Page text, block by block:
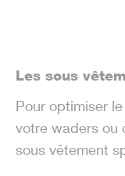
Les sous
Pour optimiser
votre waders ou
sous vêtement